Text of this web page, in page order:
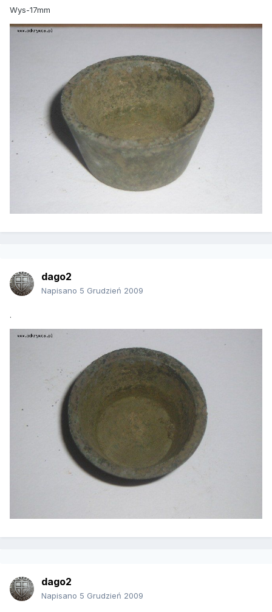
Wys-17mm
dago2
Napisano 5 Grudzień 2009
.
dago2
Napisano 5 Grudzień 2009